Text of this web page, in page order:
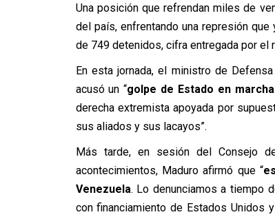
Una posición que refrendan miles de
del país, enfrentando una represión
de 749 detenidos, cifra entregada por el
En esta jornada, el ministro de
acusó un “golpe de Estado en marcha
derecha extremista apoyada por
sus aliados y sus lacayos”.
Más tarde, en sesión del Consejo
acontecimientos, Maduro afirmó que “
Venezuela. Lo denunciamos a tiempo
con financiamiento de Estados Unidos